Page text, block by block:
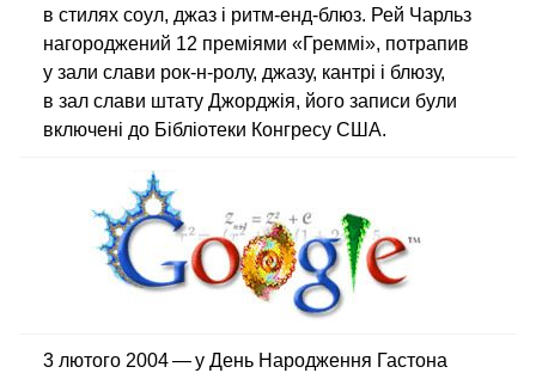
в стилях соул, джаз і ритм-енд-блюз. Рей Чарльз
нагороджений 12 преміями «Греммі», потрапив
у зали слави рок-н-ролу, джазу, кантрі і блюзу,
в зал слави штату Джорджія, його записи були
включені до Бібліотеки Конгресу США.
3 лютого 2004 — у День Народження Гастона